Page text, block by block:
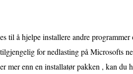
til å hjelpe installere andre
for nedlasting på Microsofts
mer enn en installatør pakken , kan du